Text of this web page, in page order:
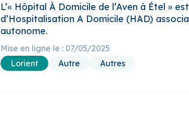
Lorient Autre Autres
L’« Hôpital À Domicile de l’Aven à Étel »
d’Hospitalisation A Domicile (HAD)
autonome.
Mise en ligne le : 07/05/2025